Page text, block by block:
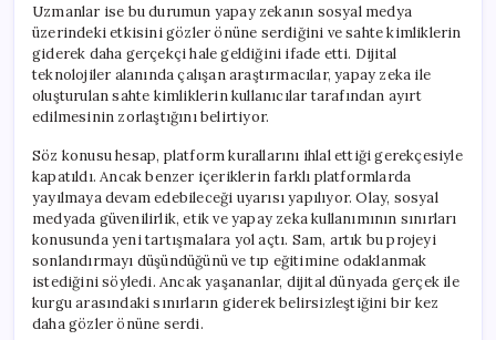
Uzmanlar ise bu durumun yapay zekanın sosyal medya
üzerindeki etkisini gözler önüne serdiğini ve sahte kimliklerin
giderek daha gerçekçi hale geldiğini ifade etti. Dijital
teknolojiler alanında çalışan araştırmacılar, yapay zeka ile
oluşturulan sahte kimliklerin kullanıcılar tarafından ayırt
edilmesinin zorlaştığını belirtiyor.
Söz konusu hesap, platform kurallarını ihlal ettiği gerekçesiyle
kapatıldı. Ancak benzer içeriklerin farklı platformlarda
yayılmaya devam edebileceği uyarısı yapılıyor. Olay, sosyal
medyada güvenilirlik, etik ve yapay zeka kullanımının sınırları
konusunda yeni tartışmalara yol açtı. Sam, artık bu projeyi
sonlandırmayı düşündüğünü ve tıp eğitimine odaklanmak
istediğini söyledi. Ancak yaşananlar, dijital dünyada gerçek ile
kurgu arasındaki sınırların giderek belirsizleştiğini bir kez
daha gözler önüne serdi.